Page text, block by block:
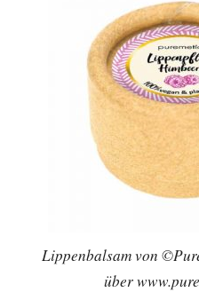
Lippenbalsam von
über